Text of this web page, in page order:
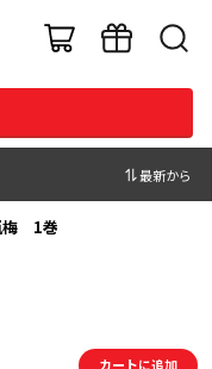
最新から
梅 1巻
カートに追加